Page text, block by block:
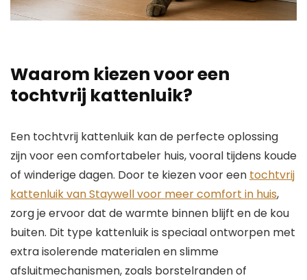
Waarom kiezen voor een
tochtvrij kattenluik?
Een tochtvrij kattenluik kan de perfecte oplossing
zijn voor een comfortabeler huis, vooral tijdens koude
of winderige dagen. Door te kiezen voor een tochtvrij
kattenluik van Staywell voor meer comfort in huis,
zorg je ervoor dat de warmte binnen blijft en de kou
buiten. Dit type kattenluik is speciaal ontworpen met
extra isolerende materialen en slimme
afsluitmechanismen, zoals borstelranden of